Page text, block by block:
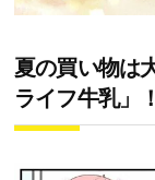
夏の買い物は
ライフ牛乳」！